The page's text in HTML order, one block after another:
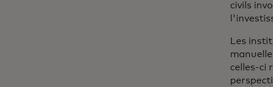
civils
Les
celles-ci